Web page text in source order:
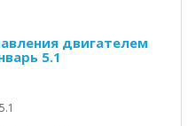
двигателем
5.1